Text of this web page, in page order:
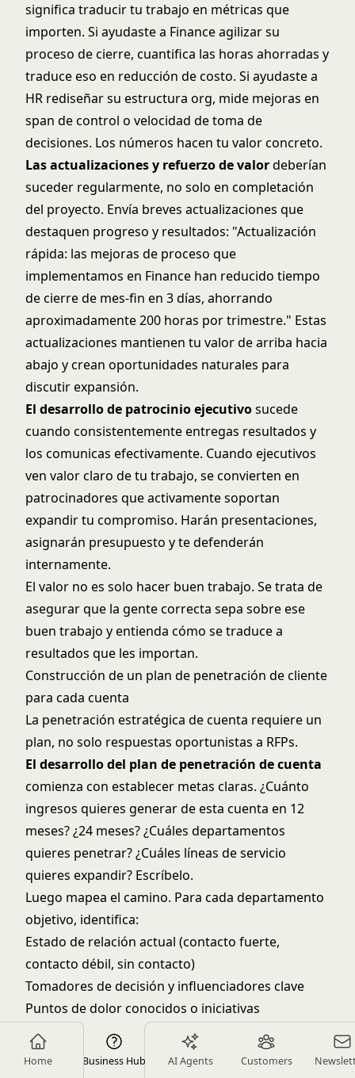
Home Business Hub AI Agents Customers
significa traducir tu trabajo en métricas que
importen. Si ayudaste a Finance agilizar su
proceso de cierre, cuantifica las horas ahorradas y
traduce eso en reducción de costo. Si ayudaste a
HR rediseñar su estructura org, mide mejoras en
span de control o velocidad de toma de
decisiones. Los números hacen tu valor concreto.
Las actualizaciones y refuerzo de valordeberían
suceder regularmente, no solo en completación
del proyecto. Envía breves actualizaciones que
destaquen progreso y resultados: "Actualización
rápida: las mejoras de proceso que
implementamos en Finance han reducido tiempo
de cierre de mes-fin en 3 días, ahorrando
aproximadamente 200 horas por trimestre." Estas
actualizaciones mantienen tu valor de arriba hacia
abajo y crean oportunidades naturales para
discutir expansión.
El desarrollo de patrocinio ejecutivosucede
cuando consistentemente entregas resultados y
los comunicas efectivamente. Cuando ejecutivos
ven valor claro de tu trabajo, se convierten en
patrocinadores que activamente soportan
expandir tu compromiso. Harán presentaciones,
asignarán presupuesto y te defenderán
internamente.
El valor no es solo hacer buen trabajo. Se trata de
asegurar que la gente correcta sepa sobre ese
buen trabajo y entienda cómo se traduce a
resultados que les importan.
Construcción de un plan de penetración de cliente
para cada cuenta
La penetración estratégica de cuenta requiere un
plan, no solo respuestas oportunistas a RFPs.
El desarrollo del plan de penetración de cuenta
comienza con establecer metas claras. ¿Cuánto
ingresos quieres generar de esta cuenta en 12
meses? ¿24 meses? ¿Cuáles departamentos
quieres penetrar? ¿Cuáles líneas de servicio
quieres expandir? Escríbelo.
Luego mapea el camino. Para cada departamento
objetivo, identifica:
Estado de relación actual (contacto fuerte,
contacto débil, sin contacto)
Tomadores de decisión y influenciadores clave
Puntos de dolor conocidos o iniciativas
Servicios potenciales que podrías proporcionar
Oportunidad de ingresos estimada